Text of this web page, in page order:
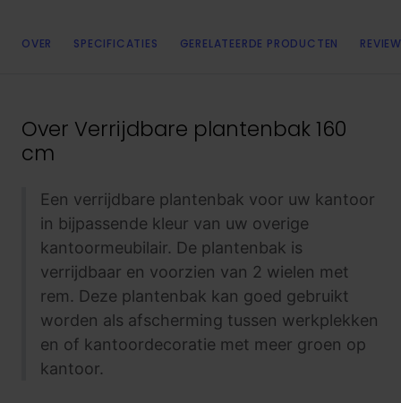
OVER SPECIFICATIES GERELATEERDE PRODUCTEN
Over Verrijdbare plantenbak 160
cm
Een verrijdbare plantenbak voor uw kantoor
in bijpassende kleur van uw overige
kantoormeubilair. De plantenbak is
verrijdbaar en voorzien van 2 wielen met
rem. Deze plantenbak kan goed gebruikt
worden als afscherming tussen werkplekken
en of kantoordecoratie met meer groen op
kantoor.